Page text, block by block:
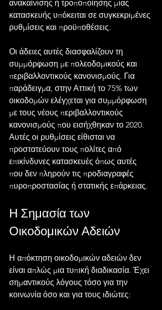
ανακαίνισης ή τροποποίησης μιας
κατασκευής υπόκειται σε συγκεκριμένες
ρυθμίσεις και προϋποθέσεις.
Οι άδειες αυτές διασφαλίζουν τη
συμμόρφωση με πολεοδομικούς και
περιβαλλοντικούς κανονισμούς. Για
παράδειγμα, στην Αττική το 75% των
οικοδομών ελέγχεται για συμμόρφωση
με τους νέους περιβαλλοντικούς
κανονισμούς που εισήχθηκαν το 2020.
Αυτές οι ρυθμίσεις είθισται να
προστατεύουν τους πολίτες από
επικίνδυνες κατασκευές όπως αυτές
που δεν πληρούν τις προδιαγραφές
πυροπροστασίας ή στατικής επάρκειας.
Η Σημασία των
Οικοδομικών Αδειών
Η απόκτηση οικοδομικών αδειών δεν
είναι απλώς μια τυπική διαδικασία. Έχει
σημαντικούς λόγους τόσο για την
κοινωνία όσο και για τους ιδιώτες: